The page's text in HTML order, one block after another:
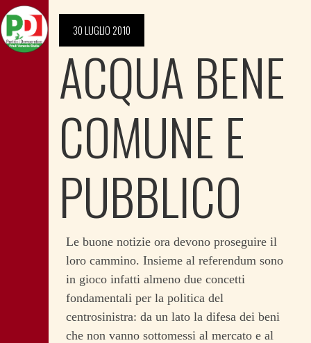
30 LUGLIO 2010
ACQUA BENE
COMUNE E
PUBBLICO
Le buone notizie ora devono proseguire il
loro cammino. Insieme al referendum sono
in gioco infatti almeno due concetti
fondamentali per la politica del
centrosinistra: da un lato la difesa dei beni
che non vanno sottomessi al mercato e al